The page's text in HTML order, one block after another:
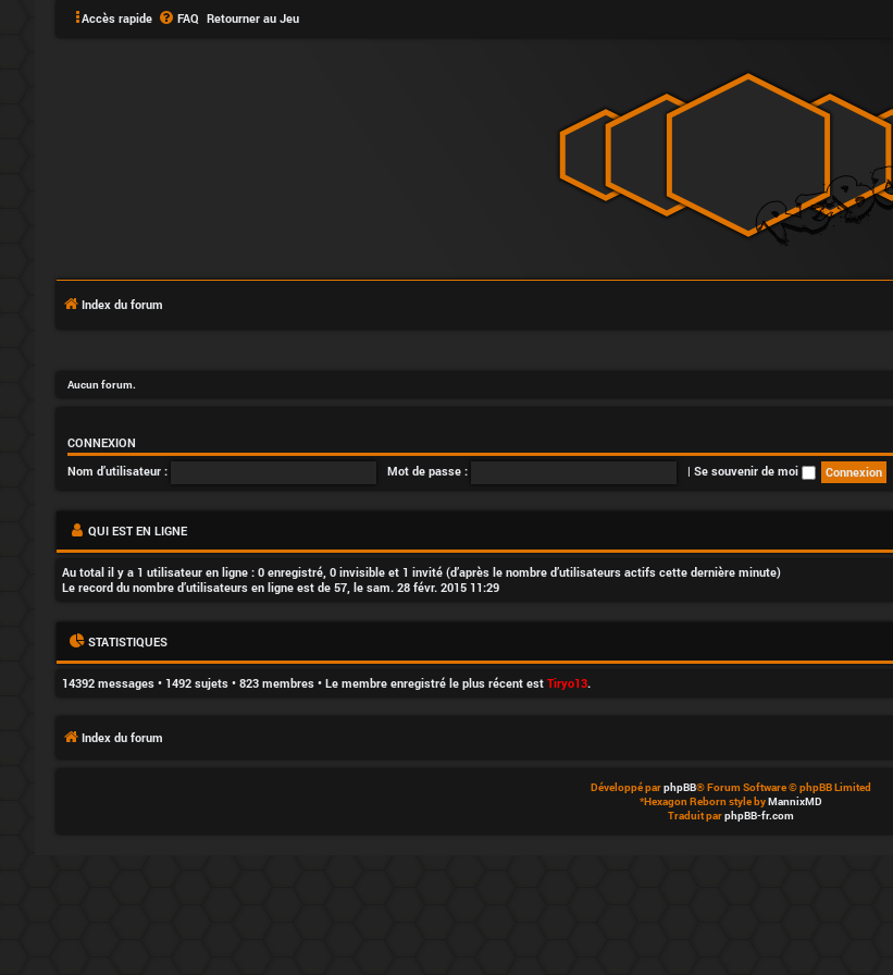
Accès rapide FAQ Retourner au Jeu
Index du forum
Aucun forum.
CONNEXION
Nom d’utilisateur : Mot de passe : | Se souvenir de moi
QUI EST EN LIGNE
Au total il y a 1 utilisateur en ligne : 0 enregistré, 0 invisible et 1 invité (d’après le nombre d’utilisateurs actifs cette dernière minute)
Le record du nombre d’utilisateurs en ligne est de 57 , le sam. 28 févr. 2015 11:29
STATISTIQUES
14392 messages • 1492 sujets • 823 membres • Le membre enregistré le plus récent est Tiryo13.
Index du forum
Développé parphpBB® Forum Software © phpBB Limited
*Hexagon Reborn style byMannixMD
Traduit parphpBB-fr.com